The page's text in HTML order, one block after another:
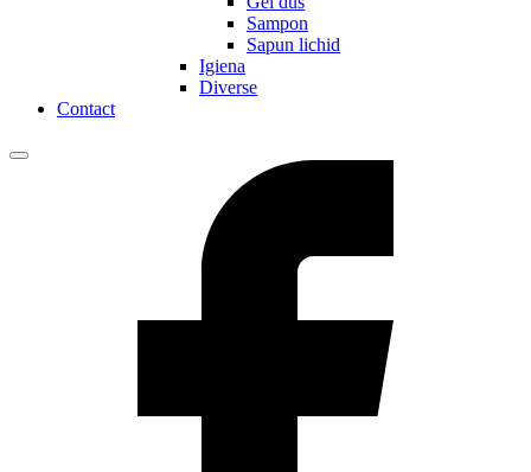
Sampon
Sapun lichid
Igiena
Diverse
Contact